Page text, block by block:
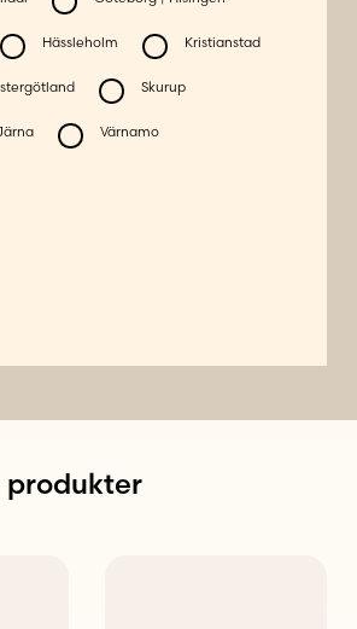
Hässleholm Kristianstad
Skurup
Värnamo
produkter